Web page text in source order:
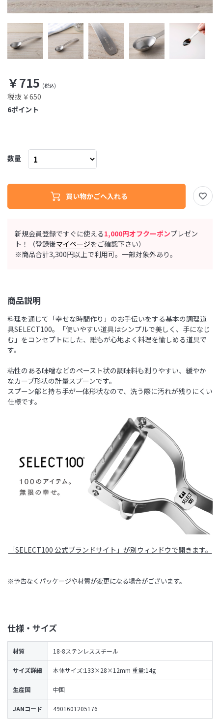
新規会員登録ですぐに使える1,000円オフクーポンプレゼン
ト！（登録後マイページをご確認下さい）
※商品合計3,300円以上で利用可。一部対象外あり。
商品説明
料理を通じて「幸せな時間作り」のお手伝いをする基本の調理道
具SELECT100。「使いやすい道具はシンプルで美しく、手になじ
む」をコンセプトにした、誰もが心地よく料理を愉しめる道具で
す。
粘性のある味噌などのペースト状の調味料も測りやすい、緩やか
なカーブ形状の計量スプーンです。
スプーン部と持ち手が一体形状なので、洗う際に汚れが残りにくい
仕様です。
「SELECT100 公式ブランドサイト」が別ウィンドウで開きます。
※予告なくパッケージや材質が変更になる場合がございます。
仕様・サイズ
材質 18-8ステンレススチール
サイズ詳細 本体サイズ:133×28×12mm 重量:14g
生産国 中国
JANコード 4901601205176
￥715
税抜 ￥650
ポイント
6
数量